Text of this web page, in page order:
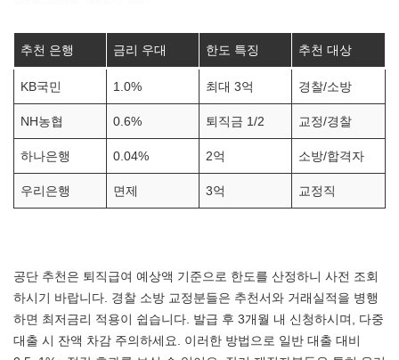
추천 은행 금리 우대 한도 특징 추천 대상
KB국민 1.0% 최대 3억 경찰/소방
NH농협 0.6% 퇴직금 1/2 교정/경찰
하나은행 0.04% 2억 소방/합격자
우리은행 면제 3억 교정직
공단 추천은 퇴직급여 예상액 기준으로 한도를 산정하니 사전 조회
하시기 바랍니다. 경찰 소방 교정분들은 추천서와 거래실적을 병행
하면 최저금리 적용이 쉽습니다. 발급 후 3개월 내 신청하시며, 다중
대출 시 잔액 차감 주의하세요. 이러한 방법으로 일반 대출 대비